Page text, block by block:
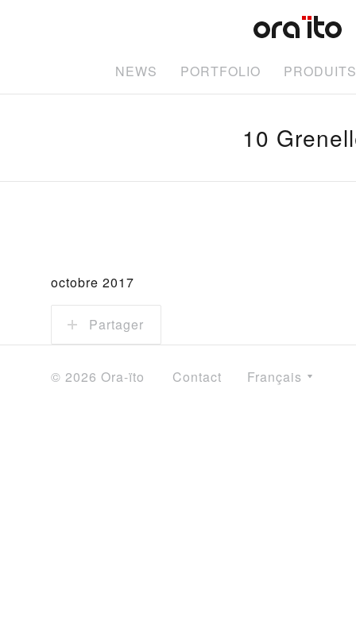
NEWS PORTFOLIO PRODUITS
10
octobre 2017
Partager
© 2026 Ora-ïto Contact Français